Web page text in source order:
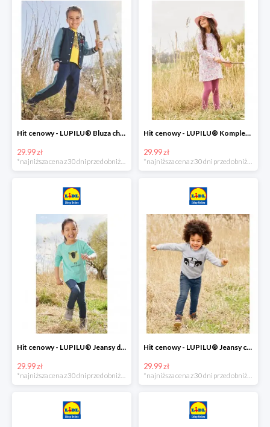
Hit cenowy - LUPILU® Bluza chłopięca w stylu college
29.99 zł
*najniższa cena z 30 dni przed obniżką
Hit cenowy - LUPILU® Komplet dziewczęcy (sukienka + legginsy)
29.99 zł
*najniższa cena z 30 dni przed obniżką
Hit cenowy - LUPILU® Jeansy dziewczęce slim fit
29.99 zł
Hit cenowy - LUPILU® Jeansy chłopięce slim fit
29.99 zł